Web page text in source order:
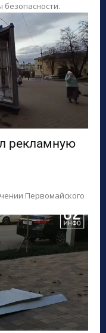
рекламную
Первомайского